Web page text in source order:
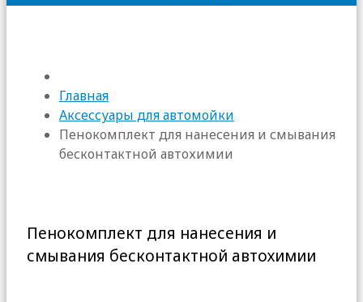
Главная
Аксессуары для автомойки
Пенокомплект для нанесения и смывания
бесконтактной автохимии
Пенокомплект для нанесения и
смывания бесконтактной автохимии